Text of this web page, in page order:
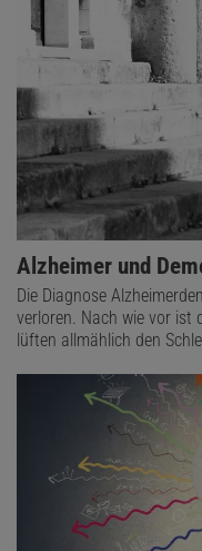
Alzheimer und
Die Diagnose
verloren. Nach wie vor ist
lüften allmählich den